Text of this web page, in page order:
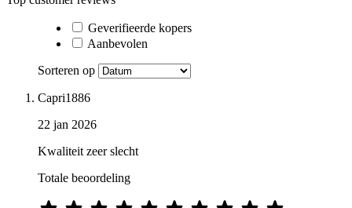
Geverifieerde kopers
Aanbevolen
Sorteren op
Capri1886
22 jan 2026
Kwaliteit zeer slecht
Totale beoordeling